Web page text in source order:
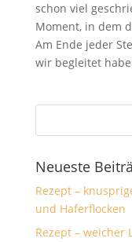
schon viel
Moment, in dem
Am Ende jeder
wir begleitet
Neueste
Rezept –
und Haferflocken
Rezept – weicher